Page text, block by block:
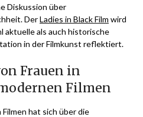
Diskussion über
DerLadies in Black Film wird
aktuelle als auch historische
in der Filmkunst reflektiert.
Frauen in
Filmen
hat sich über die